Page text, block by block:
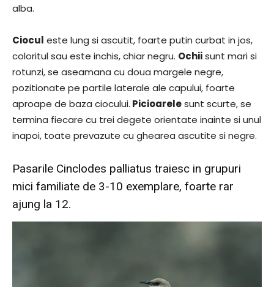
alba.
Ciocul este lung si ascutit, foarte putin curbat in jos,
coloritul sau este inchis, chiar negru. Ochiisunt mari si
rotunzi, se aseamana cu doua margele negre,
pozitionate pe partile laterale ale capului, foarte
aproape de baza ciocului. Picioarelesunt scurte, se
termina fiecare cu trei degete orientate inainte si unul
inapoi, toate prevazute cu ghearea ascutite si negre.
Pasarile Cinclodes palliatus traiesc in grupuri
mici familiate de 3-10 exemplare, foarte rar
ajung la 12.